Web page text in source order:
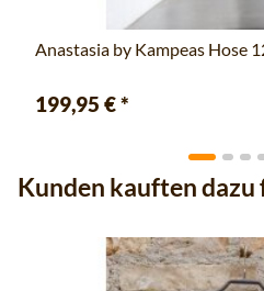
Anastasia by Kampeas Hose
199,95 €*
Kunden kauften